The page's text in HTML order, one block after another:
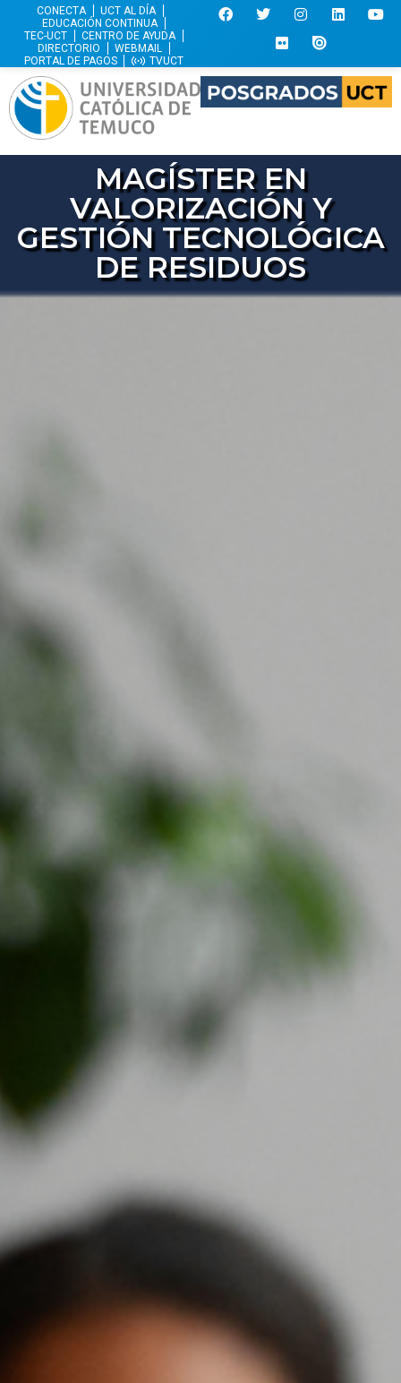
CONECTA
UCT AL DÍA
EDUCACIÓN CONTINUA
TEC-UCT
CENTRO DE AYUDA
DIRECTORIO
WEBMAIL
PORTAL DE PAGOS
TVUCT
MAGÍSTER EN
VALORIZACIÓN Y
GESTIÓN TECNOLÓGICA
DE RESIDUOS